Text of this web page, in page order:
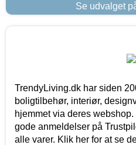
Se udvalget
TrendyLiving.dk har siden
boligtilbehør, interiør,
hjemmet via deres
gode anmeldelser på
alle varer. Klik her for at se